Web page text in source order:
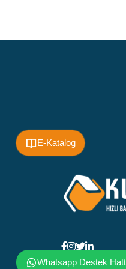
Whatsapp Destek
E-Katalog